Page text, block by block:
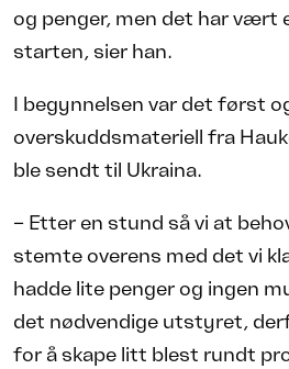
og penger, men det har vært
starten, sier han.
I begynnelsen var det først
overskuddsmateriell fra
ble sendt til Ukraina.
– Etter en stund så vi at
stemte overens med det vi
hadde lite penger og ingen
det nødvendige utstyret,
for å skape litt blest rundt